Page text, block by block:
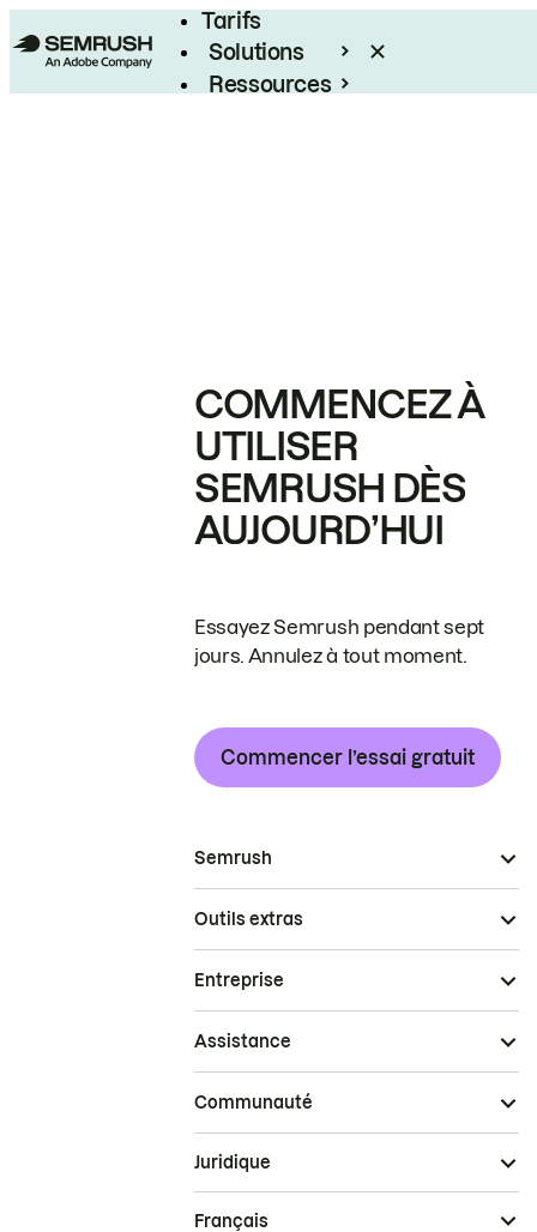
Tarifs
Solutions
Ressources
COMMENCEZ À
UTILISER
SEMRUSH DÈS
AUJOURD’HUI
Essayez Semrush pendant sept
jours. Annulez à tout moment.
Commencer l’essai gratuit
Semrush
Outils extras
Entreprise
Assistance
Communauté
Juridique
Français